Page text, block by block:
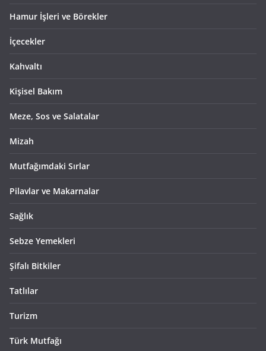
Hamur İşleri ve Börekler
İçecekler
Kahvaltı
Kişisel Bakım
Meze, Sos ve Salatalar
Mizah
Mutfağımdaki Sırlar
Pilavlar ve Makarnalar
Sağlık
Sebze Yemekleri
Şifalı Bitkiler
Tatlılar
Turizm
Türk Mutfağı